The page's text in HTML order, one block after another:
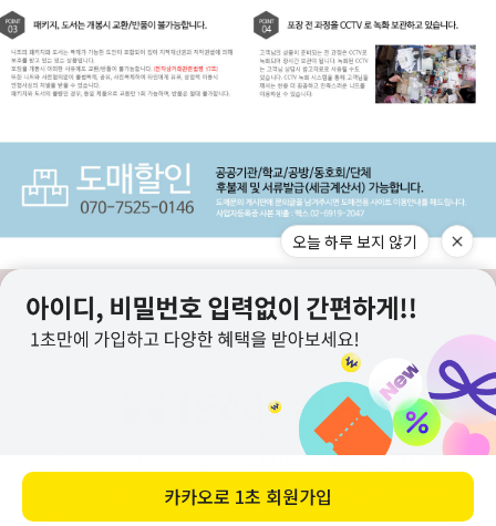
도매전용몰
오늘 하루 보지 않기
카카오로 1초 회원가입